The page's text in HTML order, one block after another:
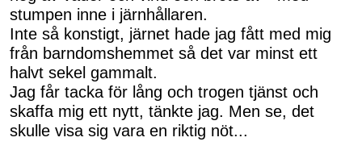
stumpen inne i järnhållaren.
Inte så konstigt, järnet hade jag fått med mig
från barndomshemmet så det var minst ett
halvt sekel gammalt.
Jag får tacka för lång och trogen tjänst och
skaffa mig ett nytt, tänkte jag. Men se, det
skulle visa sig vara en riktig nöt...